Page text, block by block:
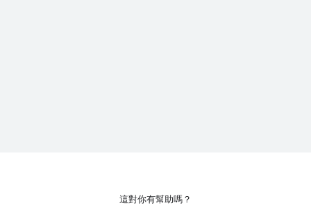
這對你有幫助嗎？